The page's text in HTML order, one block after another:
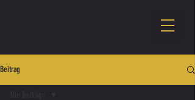
Beitrag